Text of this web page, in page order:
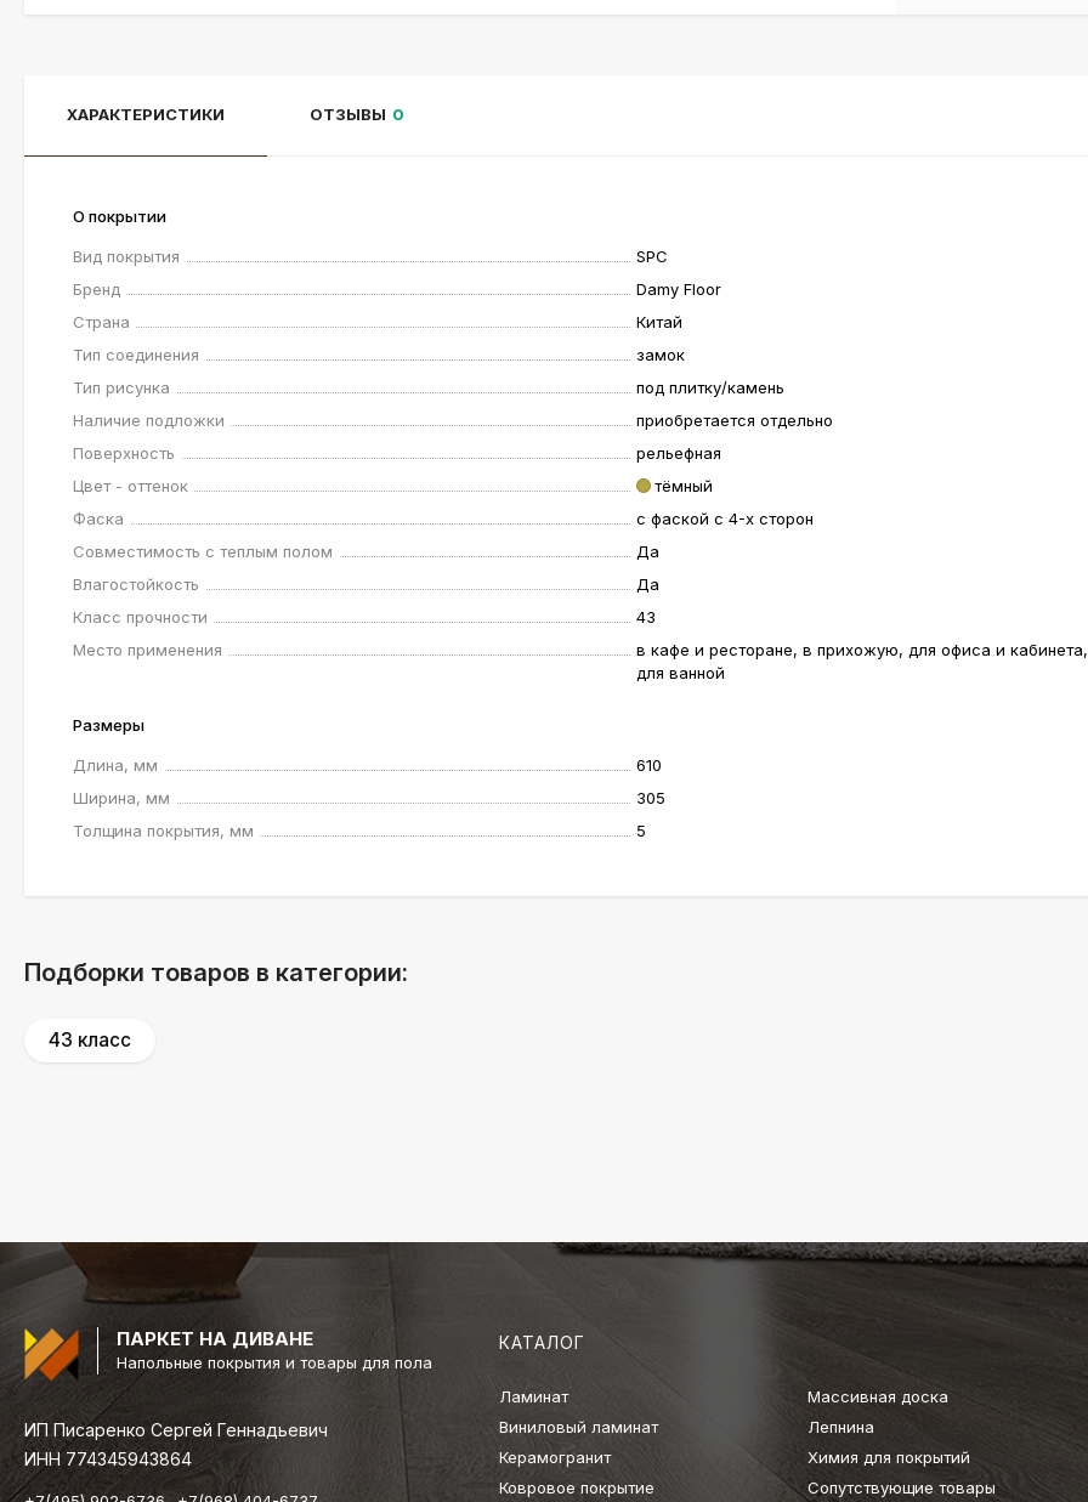
ХАРАКТЕРИСТИКИ ОТЗЫВЫ 0
О покрытии
Вид покрытия
SPC
Бренд
Damy Floor
Страна
Китай
Тип соединения
замок
Тип рисунка
под плитку/камень
Наличие подложки
приобретается отдельно
Поверхность
рельефная
Цвет - оттенок
тёмный
Фаска
с фаской с 4-х сторон
Совместимость с теплым полом
Да
Влагостойкость
Да
Класс прочности
43
Место применения
в кафе и ресторане, в прихожую, для офиса и кабинета,
для ванной
Размеры
Длина, мм
610
Ширина, мм
305
Толщина покрытия, мм
5
Подборки товаров в категории:
43 класс
ПАРКЕТ НА ДИВАНЕ
Напольные покрытия и товары для пола
ИП Писаренко Сергей Геннадьевич
ИНН 774345943864
КАТАЛОГ
Ламинат
Виниловый ламинат
Керамогранит
Ковровое покрытие
Массивная доска
Лепнина
Химия для покрытий
Сопутствующие товары